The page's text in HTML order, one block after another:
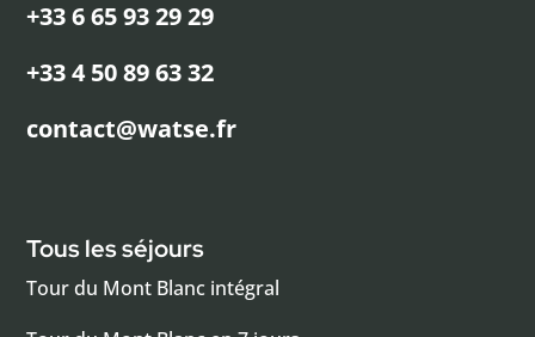
+33 6 65 93 29 29
+33 4 50 89 63 32
contact@watse.fr
Tous les séjours
Tour du Mont Blanc intégral